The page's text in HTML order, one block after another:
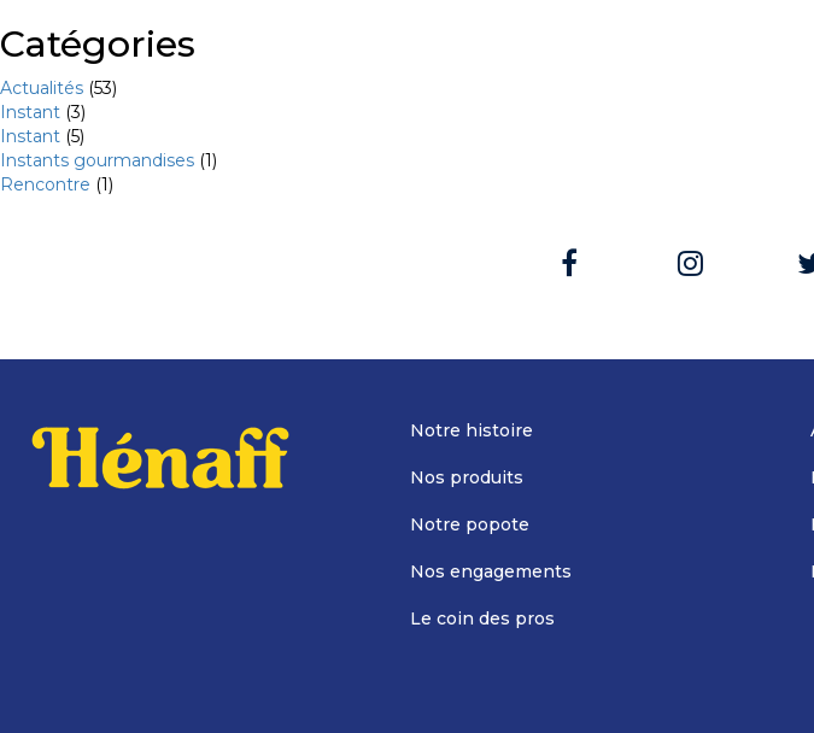
Catégories
Actualités (53)
Instant (3)
Instant (5)
Instants gourmandises (1)
Rencontre (1)
Notre histoire
Nos produits
Notre popote
Nos engagements
Le coin des pros